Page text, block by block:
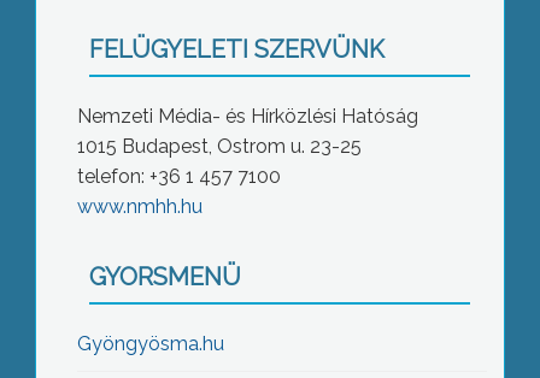
FELÜGYELETI SZERVÜNK
Nemzeti Média- és Hírközlési Hatóság
1015 Budapest, Ostrom u. 23-25
telefon: +36 1 457 7100
www.nmhh.hu
GYORSMENÜ
Gyöngyösma.hu